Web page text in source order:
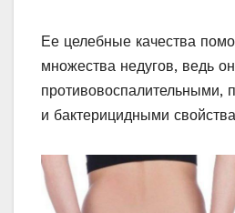
Ее целебные качества
множества недугов, ведь
противовоспалительными,
и бактерицидными